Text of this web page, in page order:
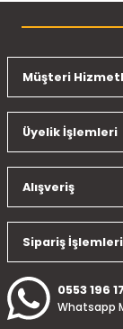
konularda
Ürün resmi
Ürün
Ürün fiyatı
Bu ürüne
Müşteri
Üyelik İşlemleri
Alışveriş
Sipariş İşlemleri
0553 196
Whatsapp